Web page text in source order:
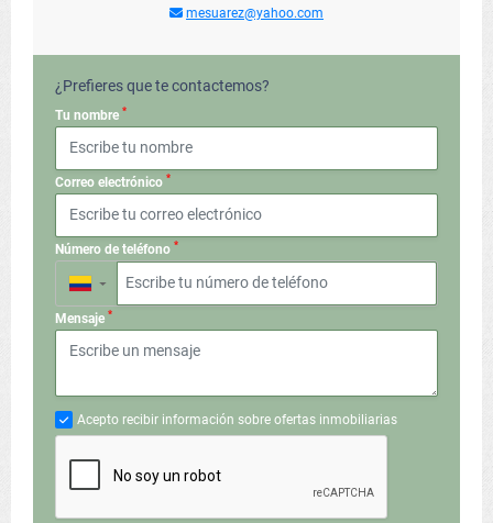
mesuarez@yahoo.com
¿Prefieres que te contactemos?
Tu nombre *
Correo electrónico *
Número de teléfono *
▼
Mensaje *
Acepto recibir información sobre ofertas inmobiliarias